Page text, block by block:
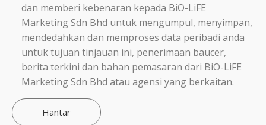
dan memberi kebenaran kepada BiO-LiFE
Marketing Sdn Bhd untuk mengumpul, menyimpan,
mendedahkan dan memproses data peribadi anda
untuk tujuan tinjauan ini, penerimaan baucer,
berita terkini dan bahan pemasaran dari BiO-LiFE
Marketing Sdn Bhd atau agensi yang berkaitan.
Hantar